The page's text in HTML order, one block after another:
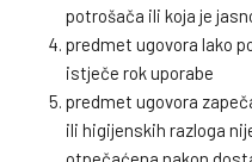
potrošača ili koja je
predmet ugovora lako
istječe rok uporabe
predmet ugovora
ili higijenskih razloga